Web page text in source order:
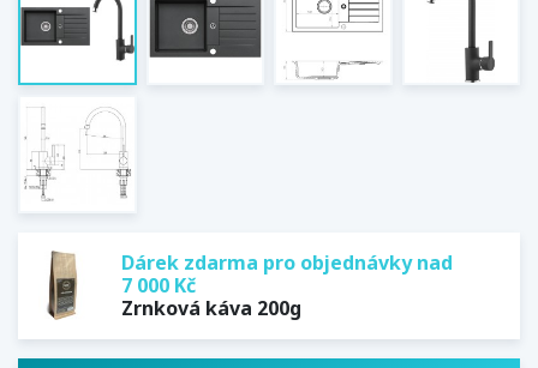
Dárek zdarma pro objednávky nad
7 000 Kč
Zrnková káva 200g